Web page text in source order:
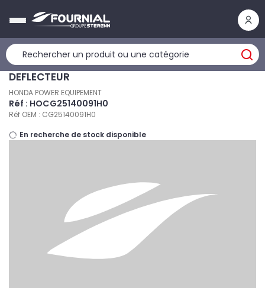
DEFLECTEUR
HONDA POWER EQUIPEMENT
Réf : HOCG25140091H0
Réf OEM : CG25140091H0
En recherche de stock disponible